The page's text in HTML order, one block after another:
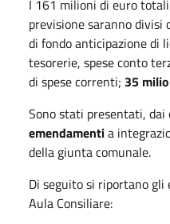
I 161 milioni di euro
previsione saranno divisi
di fondo anticipazione di
tesorerie, spese conto
di spese correnti; 35
Sono stati presentati,
emendamentia
della giunta comunale.
Di seguito si riportano
Aula Consiliare: